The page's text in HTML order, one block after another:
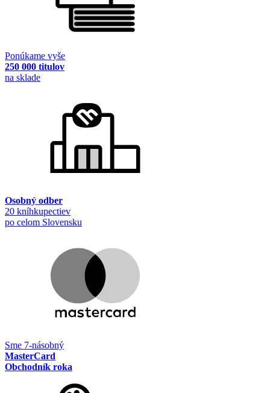
Ponúkame vyše
250 000 titulov
na sklade
Osobný odber
20 kníhkupectiev
po celom Slovensku
Sme 7-násobný
MasterCard
Obchodník roka